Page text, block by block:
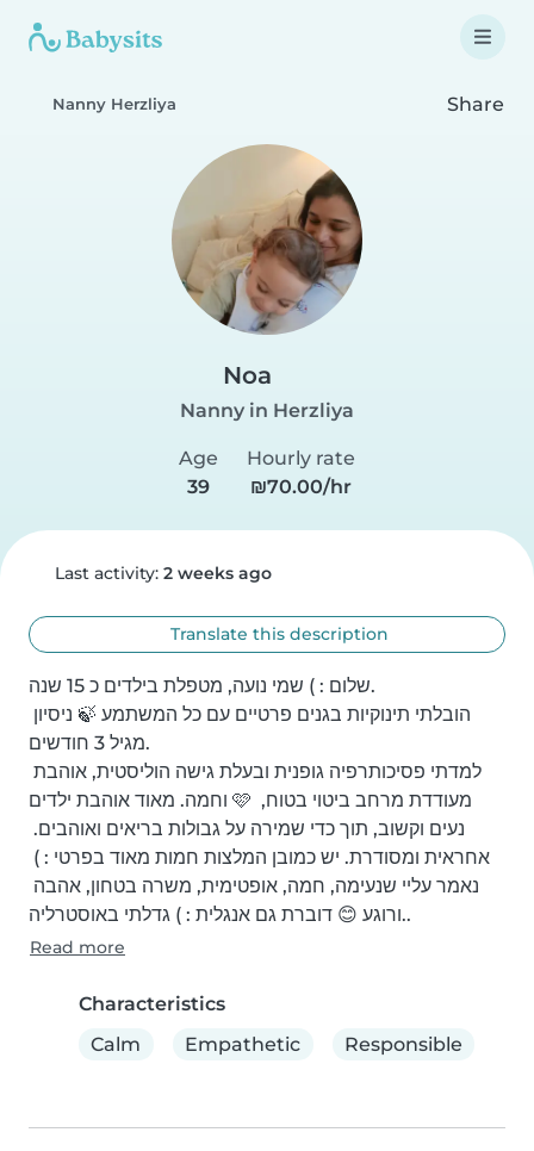
Nanny Herzliya Share
Noa
Nanny in Herzliya
Age
39
Hourly rate
₪70.00/hr
Last activity: 2 weeks ago
Translate this description
שלום : ) שמי נועה, מטפלת בילדים כ 15 שנה.
מגיל 3 חודשים.
וחמה. מאוד אוהבת ילדים 🩷 מעודדת מרחב ביטוי בטוח,
ורוגע 😊 דוברת גם אנגלית : ) גדלתי באוסטרליה..
Read more
Characteristics
Calm
Empathetic Responsible